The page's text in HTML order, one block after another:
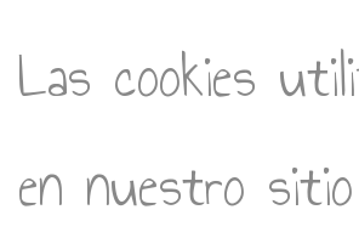
Las cookies
en nuestro